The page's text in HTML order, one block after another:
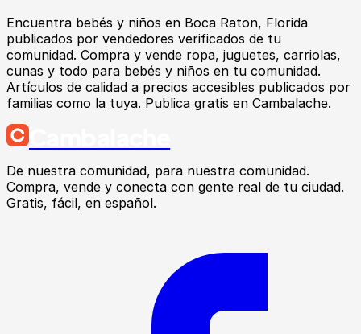
Encuentra bebés y niños en Boca Raton, Florida
publicados por vendedores verificados de tu
comunidad. Compra y vende ropa, juguetes, carriolas,
cunas y todo para bebés y niños en tu comunidad.
Artículos de calidad a precios accesibles publicados por
familias como la tuya. Publica gratis en Cambalache.
De nuestra comunidad, para nuestra comunidad.
Compra, vende y conecta con gente real de tu ciudad.
Gratis, fácil, en español.